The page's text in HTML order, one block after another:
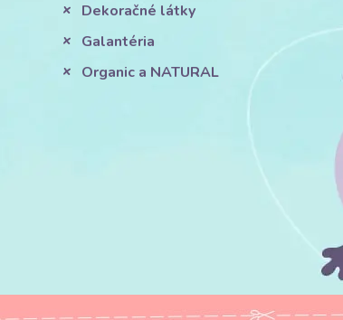
Dekoračné látky
Galantéria
Organic a NATURAL